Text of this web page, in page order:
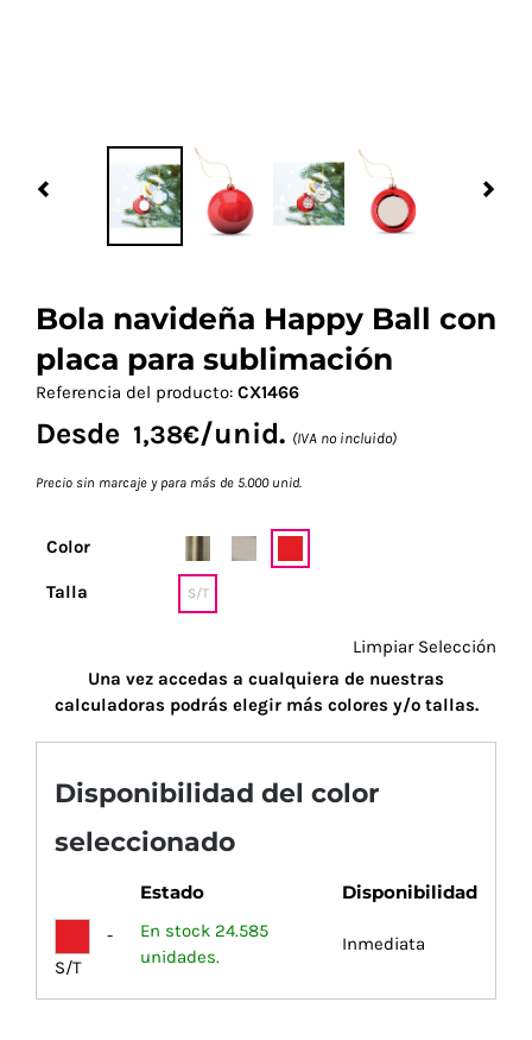
Bola navideña Happy Ball con
placa para sublimación
Referencia del producto: CX1466
Desde 1,38€/unid. (IVA no incluido)
Precio sin marcaje y para más de 5.000 unid.
Color
Talla S/T
Limpiar Selección
Una vez accedas a cualquiera de nuestras
calculadoras podrás elegir más colores y/o tallas.
Disponibilidad del color
seleccionado
Estado Disponibilidad
-
S/T
En stock 24.585
unidades.
Inmediata